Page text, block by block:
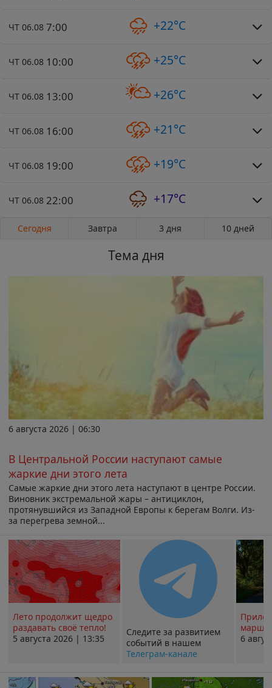
ЧТ 06.08 7:00 +22°C
ЧТ 06.08 10:00 +25°C
ЧТ 06.08 13:00 +26°C
ЧТ 06.08 16:00 +21°C
ЧТ 06.08 19:00 +19°C
ЧТ 06.08 22:00 +17°C
Сегодня Завтра 3 дня 10 дней
Тема дня
6 августа 2026 | 06:30
В Центральной России наступают самые
жаркие дни этого лета
Самые жаркие дни этого лета наступают в центре России.
Виновник экстремальной жары – антициклон,
протянувшийся из Западной Европы к берегам Волги. Из-
за перегрева земной...
Лето продолжит щедро
раздавать своё тепло!
5 августа 2026 | 13:35
Следите за развитием
событий в нашем
Телеграм-канале
6